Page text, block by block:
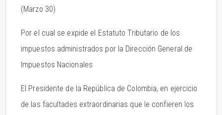
(Marzo 30)
Por el cual se expide el Estatuto Tributario de los
impuestos administrados por la Dirección General de
Impuestos Nacionales
El Presidente de la República de Colombia, en ejercicio
de las facultades extraordinarias que le confieren los